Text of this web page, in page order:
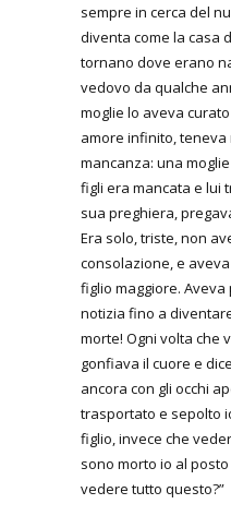
sempre in cerca del
diventa come la casa
tornano dove erano
vedovo da qualche
moglie lo aveva
amore infinito,
mancanza: una
figli era mancata e lui
sua preghiera,
Era solo, triste, non
consolazione, e
figlio maggiore.
notizia fino a
morte! Ogni volta che
gonfiava il cuore e
ancora con gli occhi
trasportato e sepolto
figlio, invece che
sono morto io al
vedere tutto questo?”